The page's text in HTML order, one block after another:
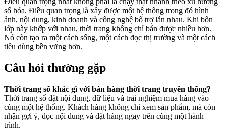
số hóa. Điều quan trọng là xây được một hệ thống trong đó hình
ảnh, nội dung, kinh doanh và công nghệ bổ trợ lẫn nhau. Khi bốn
lớp này khớp với nhau, thời trang không chỉ bán được nhiều hơn.
Nó còn tạo ra một cách sống, một cách đọc thị trường và một cách
tiêu dùng bền vững hơn.
Câu hỏi thường gặp
Thời trang số khác gì với bán hàng thời trang truyền thống?
Thời trang số đặt nội dung, dữ liệu và trải nghiệm mua hàng vào
cùng một hệ thống. Khách hàng không chỉ xem sản phẩm, mà còn
nhận gợi ý, đọc nội dung và đặt hàng ngay trên cùng một hành
trình.